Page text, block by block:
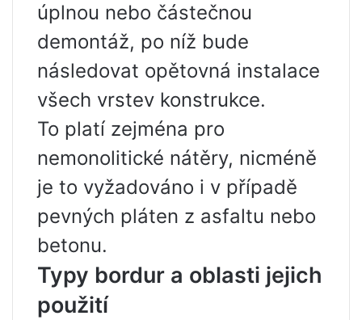
úplnou nebo částečnou
demontáž, po níž bude
následovat opětovná instalace
všech vrstev konstrukce.
To platí zejména pro
nemonolitické nátěry, nicméně
je to vyžadováno i v případě
pevných pláten z asfaltu nebo
betonu.
Typy bordur a oblasti jejich
použití